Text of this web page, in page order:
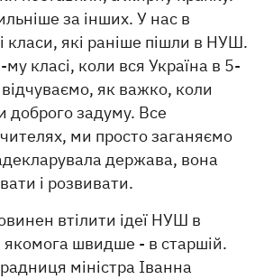
за інших. У нас в
класи, які раніше пішли в НУШ.
му класі, коли вся Україна в 5-
як важко, коли
доброго задуму. Все
ми просто заганяємо
держава, вона
і розвивати.
втілити ідеї НУШ в
якомога швидше - в старшій.
міністра Іванна